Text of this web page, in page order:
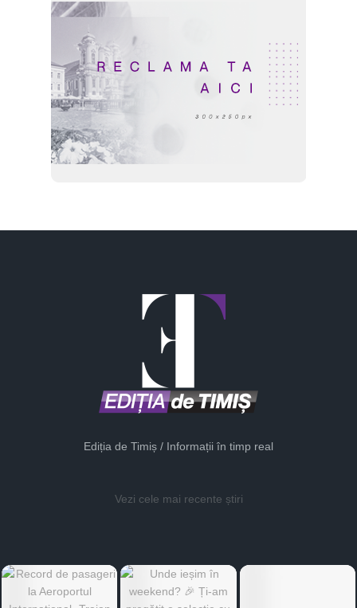
Ediția de Timiș / Informații în timp real
Vezi cele mai recente știri